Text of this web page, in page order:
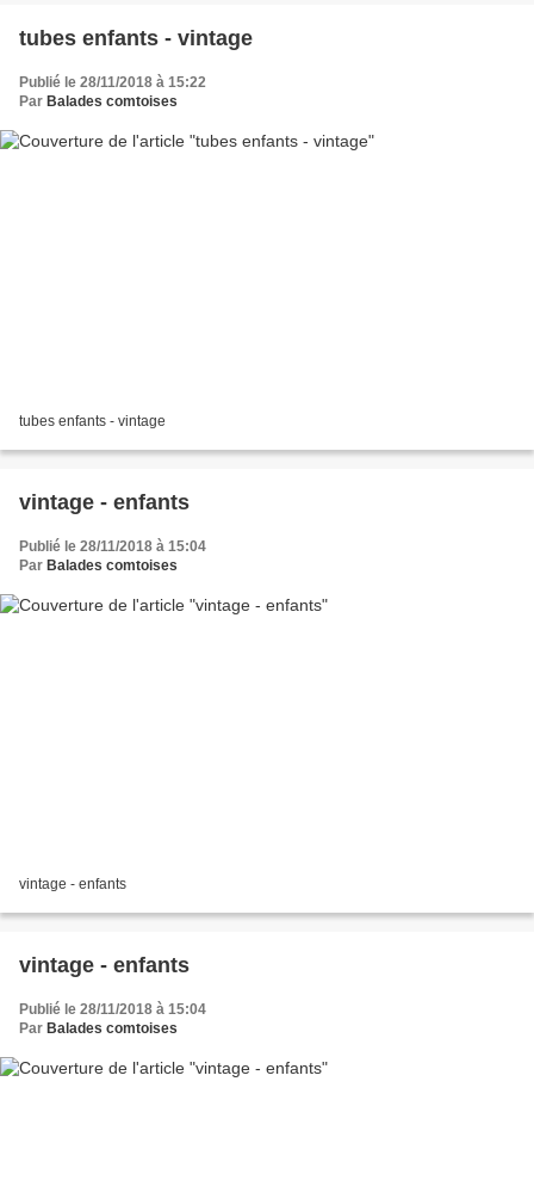
tubes enfants - vintage
Publié le 28/11/2018 à 15:22
Par Balades comtoises
tubes enfants - vintage
vintage - enfants
Publié le 28/11/2018 à 15:04
Par Balades comtoises
vintage - enfants
vintage - enfants
Publié le 28/11/2018 à 15:04
Par Balades comtoises